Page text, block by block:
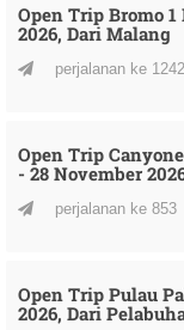
Open Trip Bromo
2026, Dari Malang
perjalanan ke 1242
Open Trip
- 28 November
perjalanan ke 853
Open Trip Pulau
2026, Dari